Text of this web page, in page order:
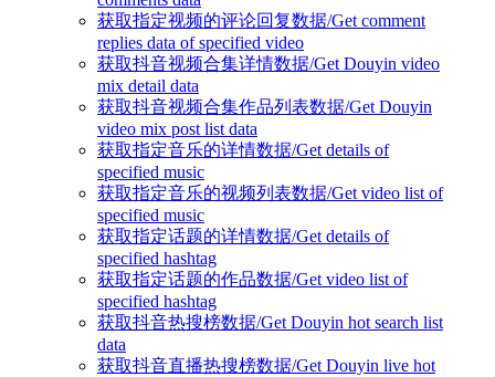
获取指定视频的评论回复数据/Get comment
replies data of specified video
获取抖音视频合集详情数据/Get Douyin video
mix detail data
获取抖音视频合集作品列表数据/Get Douyin
video mix post list data
获取指定音乐的详情数据/Get details of
specified music
获取指定音乐的视频列表数据/Get video list of
specified music
获取指定话题的详情数据/Get details of
specified hashtag
获取指定话题的作品数据/Get video list of
specified hashtag
获取抖音热搜榜数据/Get Douyin hot search list
data
获取抖音直播热搜榜数据/Get Douyin live hot